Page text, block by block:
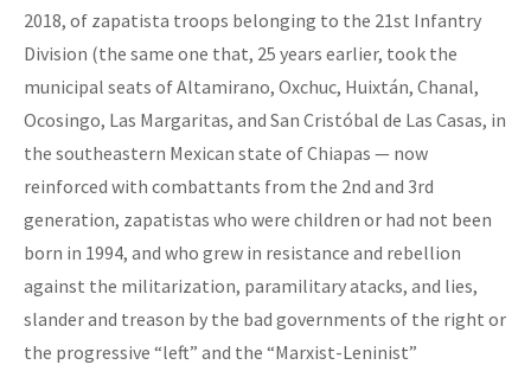
2018, of zapatista troops belonging to the 21st Infantry
Division (the same one that, 25 years earlier, took the
municipal seats of Altamirano, Oxchuc, Huixtán, Chanal,
Ocosingo, Las Margaritas, and San Cristóbal de Las Casas, in
the southeastern Mexican state of Chiapas — now
reinforced with combattants from the 2nd and 3rd
generation, zapatistas who were children or had not been
born in 1994, and who grew in resistance and rebellion
against the militarization, paramilitary atacks, and lies,
slander and treason by the bad governments of the right or
the progressive “left” and the “Marxist-Leninist”